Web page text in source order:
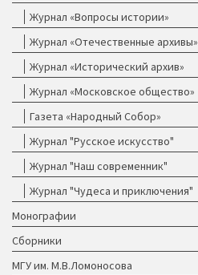
Журнал «Вопросы истории»
Журнал «Отечественные архивы»
Журнал «Исторический архив»
Журнал «Московское общество»
Газета «Народный Собор»
Журнал "Русское искусство"
Журнал "Наш современник"
Журнал "Чудеса и приключения"
Монографии
Сборники
МГУ им. М.В.Ломоносова